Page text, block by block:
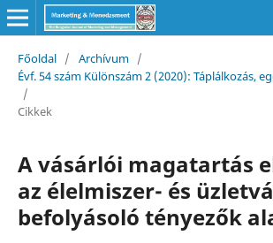
Főoldal / Archívum /
Évf. 54 szám Különszám 2 (2020): Táplálkozás,
/
Cikkek
A vásárlói magatartás
az élelmiszer- és
befolyásoló tényezők